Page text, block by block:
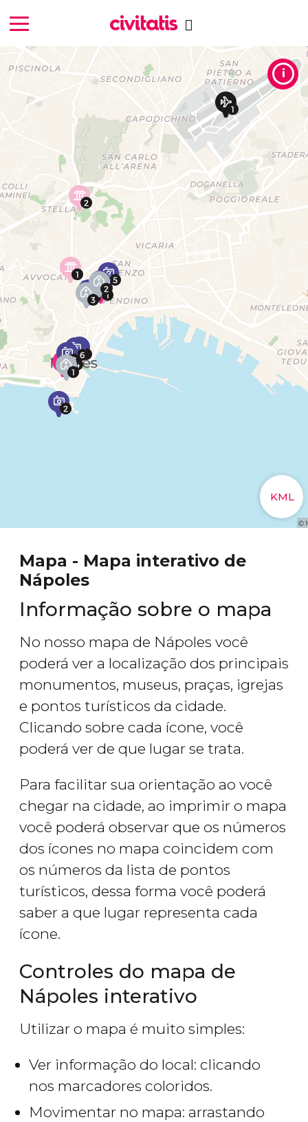
Mapa - Mapa interativo de
Nápoles
Informação sobre o mapa
No nosso mapa de Nápoles você
poderá ver a localização dos principais
monumentos, museus, praças, igrejas
e pontos turísticos da cidade.
Clicando sobre cada ícone, você
poderá ver de que lugar se trata.
Para facilitar sua orientação ao você
chegar na cidade, ao imprimir o mapa
você poderá observar que os números
dos ícones no mapa coincidem com
os números da lista de pontos
turísticos, dessa forma você poderá
saber a que lugar representa cada
ícone.
Controles do mapa de
Nápoles interativo
Utilizar o mapa é muito simples:
Ver informação do local: clicando
nos marcadores coloridos.
Movimentar no mapa: arrastando